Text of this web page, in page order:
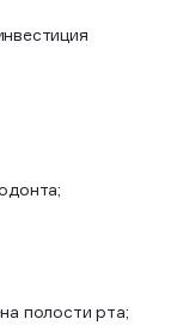
полости рта;